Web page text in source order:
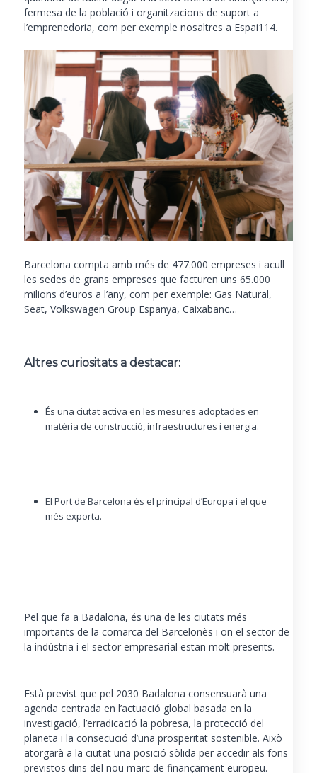
fermesa de la població i organitzacions de suport a
l’emprenedoria, com per exemple nosaltres a Espai114.
Barcelona compta amb més de 477.000 empreses i acull
les sedes de grans empreses que facturen uns 65.000
milions d’euros a l’any, com per exemple: Gas Natural,
Seat, Volkswagen Group Espanya, Caixabanc…
Altres curiositats a destacar:
És una ciutat activa en les mesures adoptades en
matèria de construcció, infraestructures i energia.
El Port de Barcelona és el principal d’Europa i el que
més exporta.
Pel que fa a Badalona, és una de les ciutats més
importants de la comarca del Barcelonès i on el sector de
la indústria i el sector empresarial estan molt presents.
Està previst que pel 2030 Badalona consensuarà una
agenda centrada en l’actuació global basada en la
investigació, l’erradicació la pobresa, la protecció del
planeta i la consecució d’una prosperitat sostenible. Això
atorgarà a la ciutat una posició sòlida per accedir als fons
previstos dins del nou marc de finançament europeu.